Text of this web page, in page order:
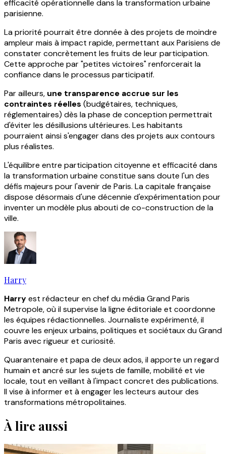
efficacité opérationnelle dans la transformation urbaine
parisienne.
La priorité pourrait être donnée à des projets de moindre
ampleur mais à impact rapide, permettant aux Parisiens de
constater concrètement les fruits de leur participation.
Cette approche par "petites victoires" renforcerait la
confiance dans le processus participatif.
Par ailleurs, une transparence accrue sur les
contraintes réelles (budgétaires, techniques,
réglementaires) dès la phase de conception permettrait
d'éviter les désillusions ultérieures. Les habitants
pourraient ainsi s'engager dans des projets aux contours
plus réalistes.
L'équilibre entre participation citoyenne et efficacité dans
la transformation urbaine constitue sans doute l'un des
défis majeurs pour l'avenir de Paris. La capitale française
dispose désormais d'une décennie d'expérimentation pour
inventer un modèle plus abouti de co-construction de la
ville.
Harry
Harryest rédacteur en chef du média Grand Paris
Metropole, où il supervise la ligne éditoriale et coordonne
les équipes rédactionnelles. Journaliste expérimenté, il
couvre les enjeux urbains, politiques et sociétaux du Grand
Paris avec rigueur et curiosité.
Quarantenaire et papa de deux ados, il apporte un regard
humain et ancré sur les sujets de famille, mobilité et vie
locale, tout en veillant à l'impact concret des publications.
Il vise à informer et à engager les lecteurs autour des
transformations métropolitaines.
À lire aussi